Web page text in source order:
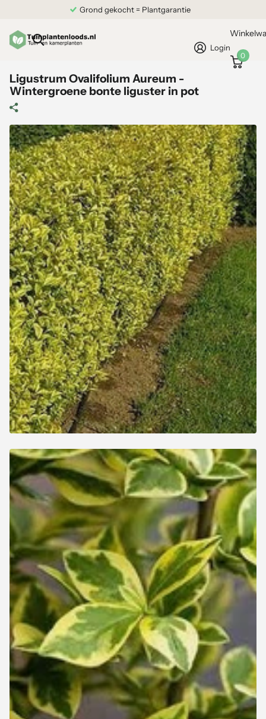
Grond gekocht = Plantgarantie
Login
0
Ligustrum Ovalifolium Aureum -
Wintergroene bonte liguster in pot